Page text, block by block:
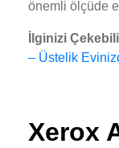
önemli ölçüde
İlginizi
– Üstelik
Xerox